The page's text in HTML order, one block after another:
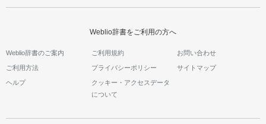
Weblio辞書をご利用の方へ
Weblio辞書のご案内 ご利用規約 お問い合わせ
ご利用方法 プライバシーポリシー サイトマップ
ヘルプ
クッキー・アクセスデータ
について